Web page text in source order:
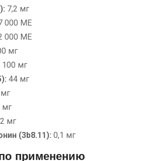
7,2 мг
000 МЕ
000 МЕ
мг
100 мг
44 мг
мг
мг
(3b8.11): 0,1 мг
применению